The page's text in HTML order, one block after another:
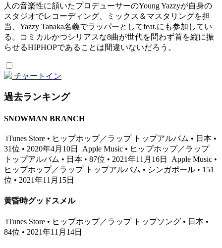
人の音楽性に頷いたプロデューサーのYoung Yazzyが自身の
スタジオでレコーディング、ミックス＆マスタリングを担
当、Yazzy Tanaka名義でラッパーとしてfeat.にも参加してい
る。コミカルかつシリアスな8曲が世代を問わず首を縦に振
らせるHIPHOPであることは間違いないだろう。
チャートイン
過去ランキング
SNOWMAN BRANCH
iTunes Store • ヒップホップ／ラップ トップアルバム • 日本 •
31位 • 2020年4月10日
Apple Music • ヒップホップ／ラップ
トップアルバム • 日本 • 87位 • 2021年11月16日
Apple Music •
ヒップホップ／ラップ トップアルバム • シンガポール • 151
位 • 2021年11月15日
黄昏時グッドスメル
iTunes Store • ヒップホップ／ラップ トップソング • 日本 •
84位 • 2021年11月14日